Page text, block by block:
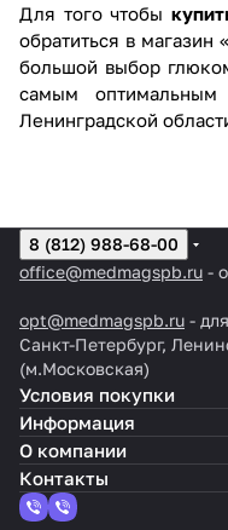
Для того чтобы
обратиться в
большой выбор
самым
Ленинградской
8 (812) 988-68-00
office@medmagspb.ru -
opt@medmagspb.ru -
Санкт-Петербург,
(м.Московская)
Условия покупки
Информация
О компании
Контакты